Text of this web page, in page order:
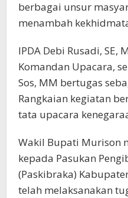
berbagai unsur
menambah
IPDA Debi Rusadi, SE,
Komandan Upacara,
Sos, MM bertugas
Rangkaian kegiatan
tata upacara
Wakil Bupati Murison
kepada Pasukan
(Paskibraka)
telah melaksanakan